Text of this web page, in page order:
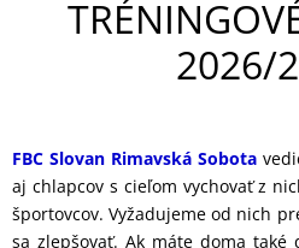
2026/
FBC Slovan Rimavská Sobota
aj chlapcov s cieľom vychovať z
športovcov. Vyžadujeme od nich
sa zlepšovať. Ak máte doma